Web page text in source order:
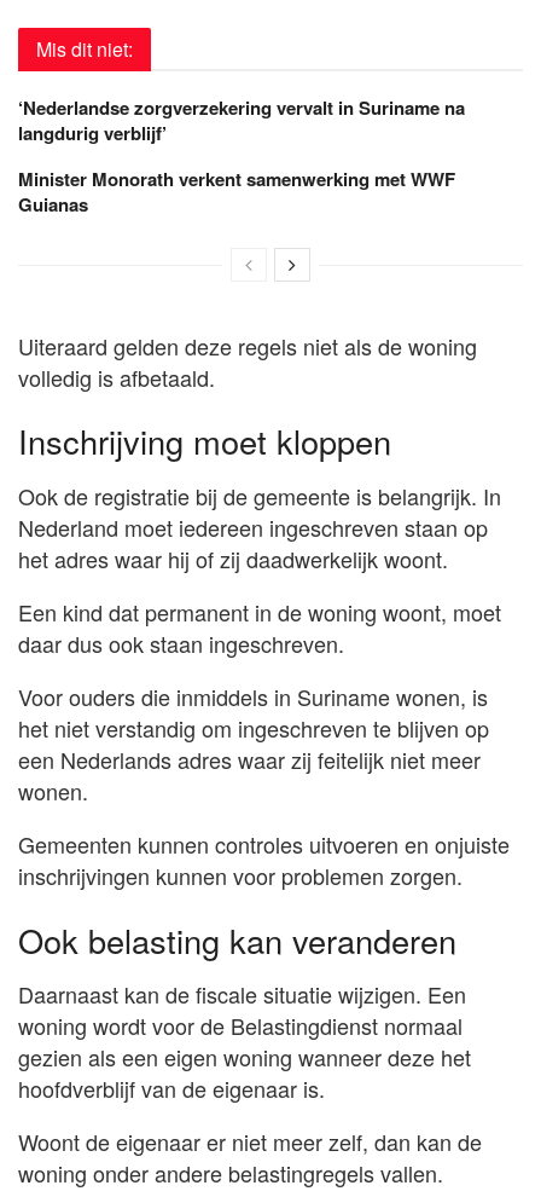
Mis dit niet:
‘Nederlandse zorgverzekering vervalt in Suriname na
langdurig verblijf’
Minister Monorath verkent samenwerking met WWF
Guianas
Uiteraard gelden deze regels niet als de woning
volledig is afbetaald.
Inschrijving moet kloppen
Ook de registratie bij de gemeente is belangrijk. In
Nederland moet iedereen ingeschreven staan op
het adres waar hij of zij daadwerkelijk woont.
Een kind dat permanent in de woning woont, moet
daar dus ook staan ingeschreven.
Voor ouders die inmiddels in Suriname wonen, is
het niet verstandig om ingeschreven te blijven op
een Nederlands adres waar zij feitelijk niet meer
wonen.
Gemeenten kunnen controles uitvoeren en onjuiste
inschrijvingen kunnen voor problemen zorgen.
Ook belasting kan veranderen
Daarnaast kan de fiscale situatie wijzigen. Een
woning wordt voor de Belastingdienst normaal
gezien als een eigen woning wanneer deze het
hoofdverblijf van de eigenaar is.
Woont de eigenaar er niet meer zelf, dan kan de
woning onder andere belastingregels vallen.